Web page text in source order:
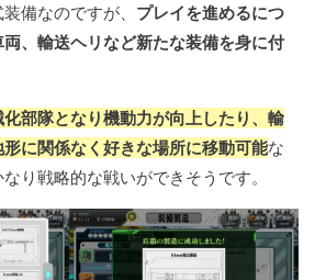
備なのですが、 プレイを進めるにつ
、輸送ヘリなど新たな装備を身に付
部隊となり機動力が向上したり、輸
に関係なく好きな場所に移動可能な
り戦略的な戦いができそうです。